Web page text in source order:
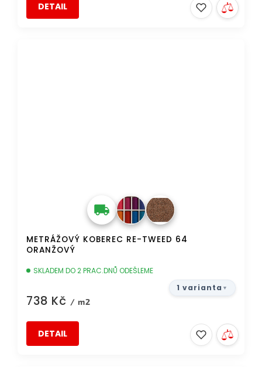
DETAIL
METRÁŽOVÝ KOBEREC RE-TWEED 64
ORANŽOVÝ
SKLADEM DO 2 PRAC.DNŮ ODEŠLEME
738 Kč / m2
DETAIL
1 varianta